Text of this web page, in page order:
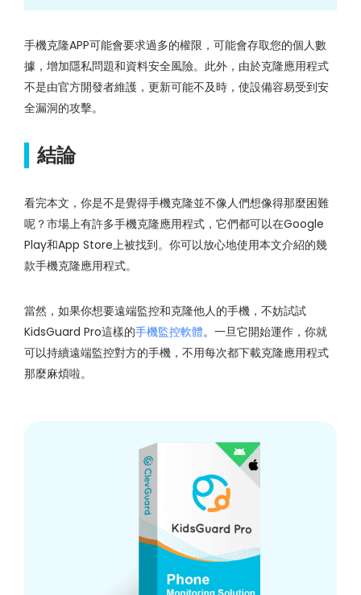
手機克隆APP可能會要求過多的權限，可能會存取您的個人數
據，增加隱私問題和資料安全風險。此外，由於克隆應用程式
不是由官方開發者維護，更新可能不及時，使設備容易受到安
全漏洞的攻擊。
結論
看完本文，你是不是覺得手機克隆並不像人們想像得那麼困難
呢？市場上有許多手機克隆應用程式，它們都可以在Google
Play和App Store上被找到。你可以放心地使用本文介紹的幾
款手機克隆應用程式。
當然，如果你想要遠端監控和克隆他人的手機，不妨試試
KidsGuard Pro這樣的手機監控軟體。一旦它開始運作，你就
可以持續遠端監控對方的手機，不用每次都下載克隆應用程式
那麼麻煩啦。